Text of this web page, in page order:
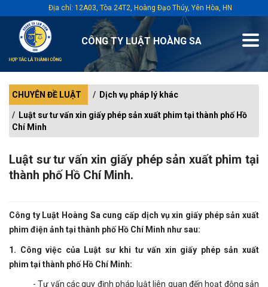
CÔNG TY LUẬT HOÀNG SA
Địa chỉ: 12A03, Tòa 24T2, Hoàng Đạo Thúy, Yên Hòa, HN
CHUYÊN ĐỀ LUẬT Dịch vụ pháp lý khác
Luật sư tư vấn xin giấy phép sản xuất phim tại thành phố Hồ
Chí Minh
Luật sư tư vấn xin giấy phép sản xuất phim tại
thành phố Hồ Chí Minh.
Công ty Luật Hoàng Sa cung cấp dịch vụ xin giấy phép sản xuất
phim điện ảnh tại thành phố Hồ Chí Minh như sau:
1. Công việc của Luật sư khi tư vấn xin giấy phép sản xuất
phim tại thành phố Hồ Chí Minh:
- Tư vấn các quy định pháp luật liên quan đến hoạt động sản